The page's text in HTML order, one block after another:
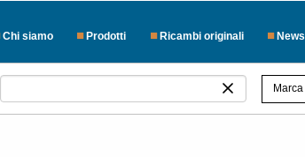
Chi siamo Prodotti Ricambi originali News